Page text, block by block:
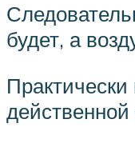
будет, а